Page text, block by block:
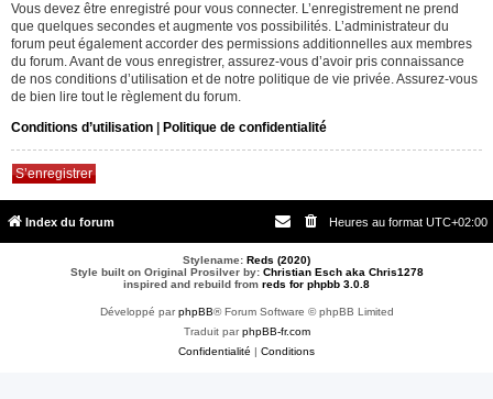
Vous devez être enregistré pour vous connecter. L’enregistrement ne prend
que quelques secondes et augmente vos possibilités. L’administrateur du
forum peut également accorder des permissions additionnelles aux membres
du forum. Avant de vous enregistrer, assurez-vous d’avoir pris connaissance
de nos conditions d’utilisation et de notre politique de vie privée. Assurez-vous
de bien lire tout le règlement du forum.
Conditions d’utilisation
Politique de confidentialité
S’enregistrer
Index du forum Heures au format UTC+02:00
Stylename: Reds (2020)
Style built on Original Prosilver by: Christian Esch aka Chris1278
inspired and rebuild from reds for phpbb 3.0.8
Développé parphpBB® Forum Software © phpBB Limited
Traduit parphpBB-fr.com
Confidentialité
Conditions